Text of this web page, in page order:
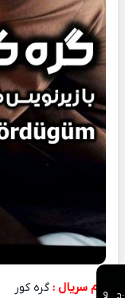
نام سریال :گره کور